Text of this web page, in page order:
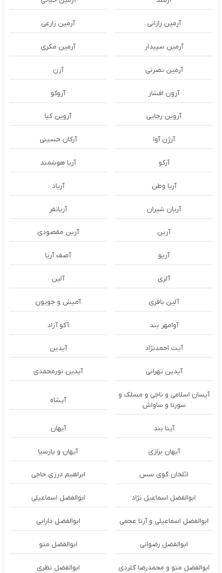
آرمین رازانی آرمین زارعی
آرمین سپیدار آرمین مکری
آرمین نصرتی آرن
آرون افشار آروکو
آروین رجایی آروین کیا
آرژن آوا آرکان حسینی
آرکو آریا هوشمند
آریا وطن آریاد
آریان شیران آریانفر
آرین آرین مقصودی
آریو آصف آریا
آلزی آلین
آلین باقری آمیش و جویون
آوامهر بند آکو آزاد
آیت احمدنژاد آیدین
آیدین تهرانی آیدین نورمحمدی
آیسان اسلامی و ناجی و مسلک و
سورنا و ساواش
آیشاه
آینا بند آیهان
آیهان بزازی آیهان و پارسیا
ائلخان گوی سس ابراهیم درزی حاجی
ابوالفضل اسماعیل نژاد ابوالفضل اسماعیلی
ابوالفضل اسماعیلی و آرتا عجمی ابوالفضل دارابی
ابوالفضل رضوانی ابوالفضل متو
ابوالفضل متو و محمدرضا گلردی ابوالفضل نظری